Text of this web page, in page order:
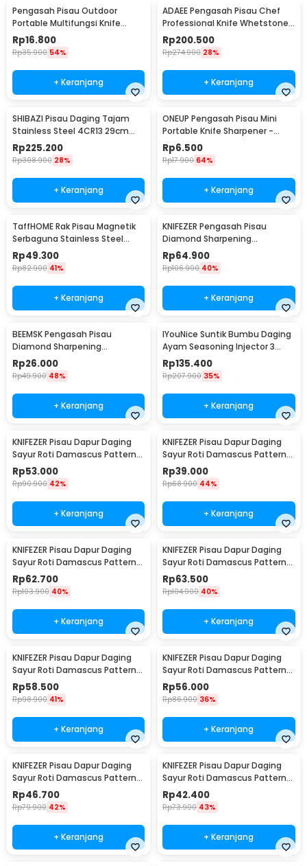
Pengasah Pisau Outdoor
Portable Multifungsi Knife
Sharpener - Y88
Rp16.800
Rp35.900 54%
+ Keranjang
ADAEE Pengasah Pisau Chef
Professional Knife Whetstone
Grinder
Rp200.500
Rp274.900 28%
+ Keranjang
SHIBAZI Pisau Daging Tajam
Stainless Steel 4CR13 29cm
Cleaver Knife - S601
Rp225.200
Rp308.900 28%
+ Keranjang
ONEUP Pengasah Pisau Mini
Portable Knife Sharpener -
MDQ001
Rp6.500
Rp17.900 64%
+ Keranjang
TaffHOME Rak Pisau Magnetik
Serbaguna Stainless Steel
30cm - SUS304
Rp49.300
Rp82.900 41%
+ Keranjang
KNIFEZER Pengasah Pisau
Diamond Sharpening
Wetstone 4 Stages - MY311
Rp64.900
Rp106.900 40%
+ Keranjang
BEEMSK Pengasah Pisau
Diamond Sharpening
Wetstone 3 Stages - BM301
Rp26.000
Rp49.900 48%
+ Keranjang
IYouNice Suntik Bumbu Daging
Ayam Seasoning Injector 3
Needles 2OZ - IY1819
Rp135.400
Rp207.900 35%
+ Keranjang
KNIFEZER Pisau Dapur Daging
Sayur Roti Damascus Pattern
Stainless 8 Inch Chef Knife
Rp53.000
Rp90.900 42%
+ Keranjang
KNIFEZER Pisau Dapur Daging
Sayur Roti Damascus Pattern
Stainless 5 Inch Slicing Knife
Rp39.000
Rp68.900 44%
+ Keranjang
KNIFEZER Pisau Dapur Daging
Sayur Roti Damascus Pattern
Stainless 8 Inch Bread Knife
Rp62.700
Rp103.900 40%
+ Keranjang
KNIFEZER Pisau Dapur Daging
Sayur Roti Damascus Pattern
Stainless 7 Inch Santoku Knife
Rp63.500
Rp104.900 40%
+ Keranjang
KNIFEZER Pisau Dapur Daging
Sayur Roti Damascus Pattern
Stainless 7 Inch Cleaver Knife
Rp58.500
Rp98.900 41%
+ Keranjang
KNIFEZER Pisau Dapur Daging
Sayur Roti Damascus Pattern
Stainless 6 Inch Boning Knife
Rp56.000
Rp86.900 36%
+ Keranjang
KNIFEZER Pisau Dapur Daging
Sayur Roti Damascus Pattern
Stainless 5 Inch Santoku Knife
Rp46.700
Rp79.900 42%
+ Keranjang
KNIFEZER Pisau Dapur Daging
Sayur Roti Damascus Pattern
Stainless 3.5 Paring Knife
Rp42.400
Rp73.900 43%
+ Keranjang